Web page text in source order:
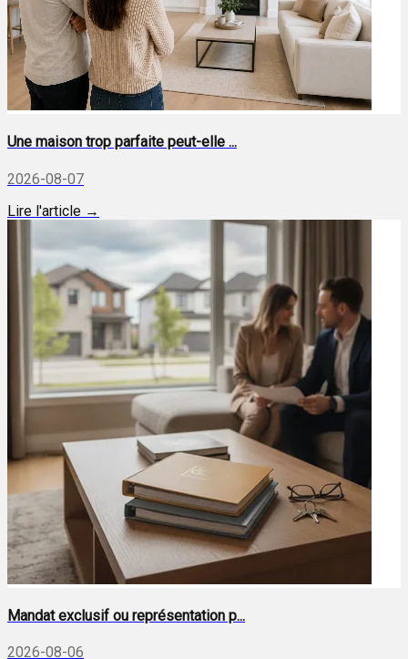
Une maison trop parfaite peut-elle ...
2026-08-07
Lire l'article →
Mandat exclusif ou représentation p...
2026-08-06